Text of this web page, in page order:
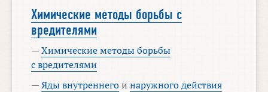
Химические методы борьбы с
вредителями
—Химические методы борьбы
с вредителями
—Яды внутреннегоинаружного действия